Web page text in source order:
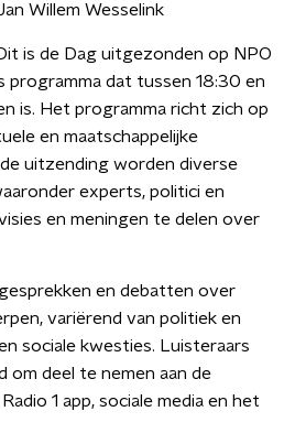
Willem Wesselink
is de Dag uitgezonden op NPO
programma dat tussen 18:30 en
is. Het programma richt zich op
en maatschappelijke
uitzending worden diverse
experts, politici en
en meningen te delen over
en debatten over
variërend van politiek en
sociale kwesties. Luisteraars
om deel te nemen aan de
1 app, sociale media en het